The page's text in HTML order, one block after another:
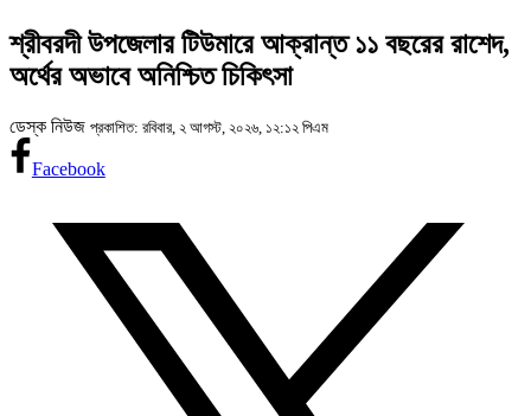
শ্রীবরদী উপজেলার টিউমারে আক্রান্ত ১১ বছরের রাশেদ,
অর্থের অভাবে অনিশ্চিত চিকিৎসা
ডেস্ক নিউজ প্রকাশিত: রবিবার, ২ আগস্ট, ২০২৬, ১২:১২ পিএম
Facebook